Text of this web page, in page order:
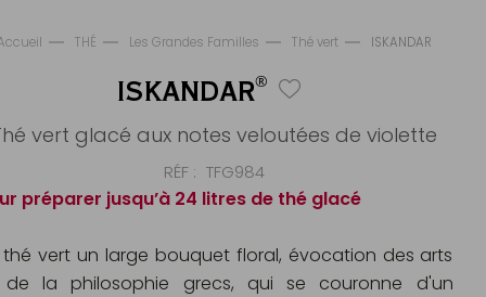
THÉ Les Grandes Familles Thé vert ISKANDAR
ISKANDAR®
vert glacé aux notes veloutées de violette
RÉF TFG984
préparer jusqu’à 24 litres de thé glacé
thé vert un large bouquet floral, évocation des arts
la philosophie grecs, qui se couronne d'un